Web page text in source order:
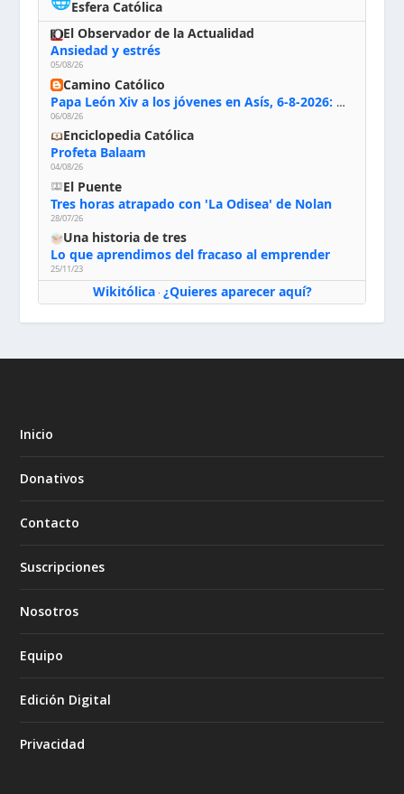
Esfera Católica
El Observador de la Actualidad
Ansiedad y estrés
05/08/26
Camino Católico
Papa León Xiv a los jóvenes en Asís, 6-8-2026: «De san Francisco aprendan la radicalidad evangélica: no los vuelve ciegos ni violentos, sino sensibles, atentos, siempre en el seguimiento de Jesús, humildes y acogiendo a todos»
06/08/26
Enciclopedia Católica
Profeta Balaam
04/08/26
El Puente
Tres horas atrapado con 'La Odisea' de Nolan
28/07/26
Una historia de tres
Lo que aprendimos del fracaso al emprender
25/11/23
Wikitólica· ¿Quieres aparecer aquí?
Inicio
Donativos
Contacto
Suscripciones
Nosotros
Equipo
Edición Digital
Privacidad